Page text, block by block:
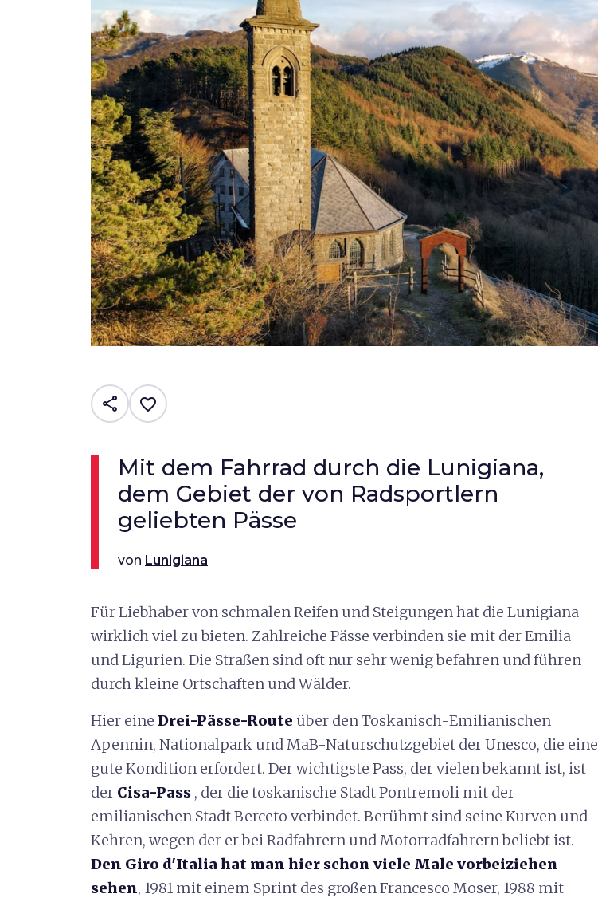
share favorite_border
Mit dem Fahrrad durch die Lunigiana,
dem Gebiet der von Radsportlern
geliebten Pässe
von Lunigiana
Für Liebhaber von schmalen Reifen und Steigungen hat die Lunigiana
wirklich viel zu bieten. Zahlreiche Pässe verbinden sie mit der Emilia
und Ligurien. Die Straßen sind oft nur sehr wenig befahren und führen
durch kleine Ortschaften und Wälder.
Hier eine Drei-Pässe-Route über den Toskanisch-Emilianischen
Apennin, Nationalpark und MaB-Naturschutzgebiet der Unesco, die eine
gute Kondition erfordert. Der wichtigste Pass, der vielen bekannt ist, ist
der Cisa-Pass , der die toskanische Stadt Pontremoli mit der
emilianischen Stadt Berceto verbindet. Berühmt sind seine Kurven und
Kehren, wegen der er bei Radfahrern und Motorradfahrern beliebt ist.
Den Giro d'Italia hat man hier schon viele Male vorbeiziehen
sehen, 1981 mit einem Sprint des großen Francesco Moser, 1988 mit